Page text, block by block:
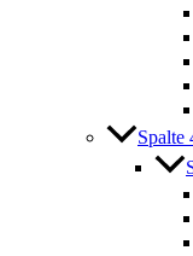
Spalte